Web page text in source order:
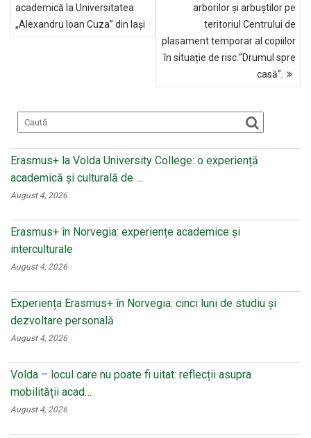
o
o
kl
a
ARTICOLE
academică la Universitatea
„Alexandru Ioan Cuza” din Iași
arborilor și arbuștilor pe
teritoriul Centrului de
plasament temporar al copiilor
în situație de risc “Drumul spre
casă”.
Erasmus+ la Volda University College: o experiență
academică și culturală de …
August 4, 2026
Erasmus+ în Norvegia: experiențe academice și
interculturale
August 4, 2026
Experiența Erasmus+ în Norvegia: cinci luni de studiu și
dezvoltare personală
August 4, 2026
Volda – locul care nu poate fi uitat: reflecții asupra
mobilității acad…
August 4, 2026